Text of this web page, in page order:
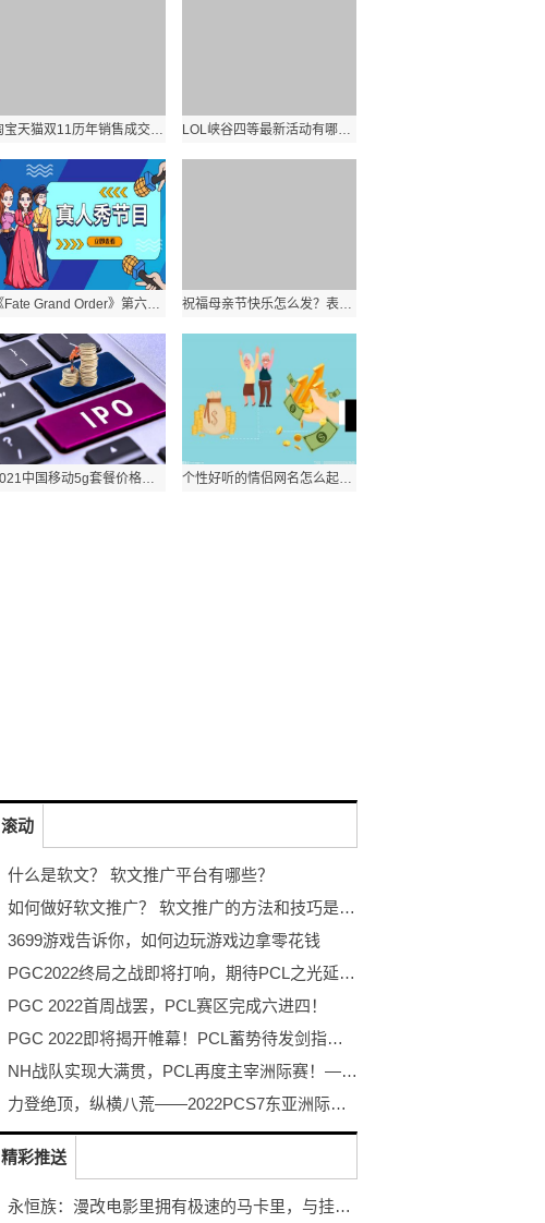
淘宝天猫双11历年销售成交额数据是多少？历年双十一淘宝天猫业绩分析？ 环球实时 LOL峡谷四等最新活动有哪些？活动规则奖励有哪些？:世界看热讯
《Fate Grand Order》第六章怎么玩？FGO第六章敌方配置汇总？_世界报资讯 祝福母亲节快乐怎么发？表达了妈妈辛苦了女神节日快乐的句子有哪些？
2021中国移动5g套餐价格是多少？移动5g卡最新流量套餐资费一览表？ 个性好听的情侣网名怎么起？简短配对情侣昵称专用有哪些？
滚动
什么是软文？ 软文推广平台有哪些？
如何做好软文推广？ 软文推广的方法和技巧是什么？
3699游戏告诉你，如何边玩游戏边拿零花钱
PGC2022终局之战即将打响，期待PCL之光延续迈向最高顶峰！
PGC 2022首周战罢，PCL赛区完成六进四！
PGC 2022即将揭开帷幕！PCL蓄势待发剑指至高荣耀！
NH战队实现大满贯，PCL再度主宰洲际赛！——2022PCS7东亚洲际赛完美收官
力登绝顶，纵横八荒——2022PCS7东亚洲际赛蓄势待发！
精彩推送
永恒族：漫改电影里拥有极速的马卡里，与挂掉的快银相比谁更快？:焦点速看